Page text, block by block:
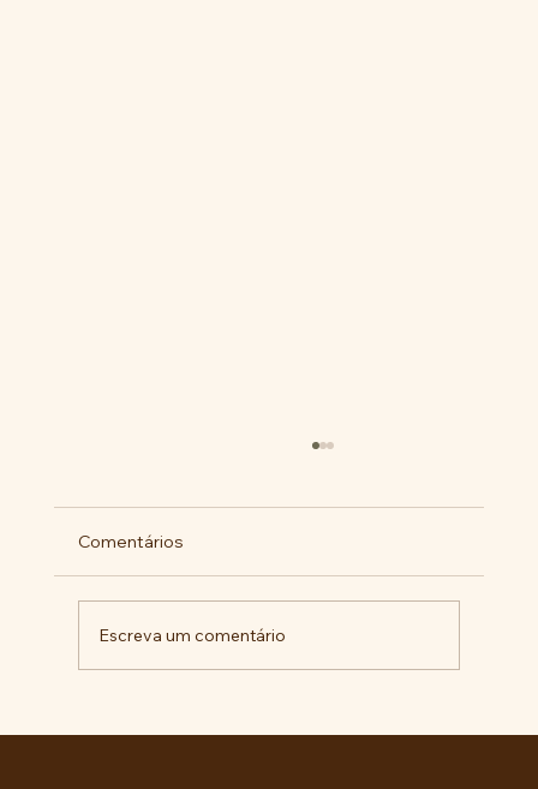
Comentários
Escreva um comentário